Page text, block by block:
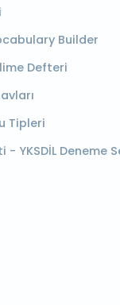
Builder
Defteri
Tipleri
- YKSDİL Deneme